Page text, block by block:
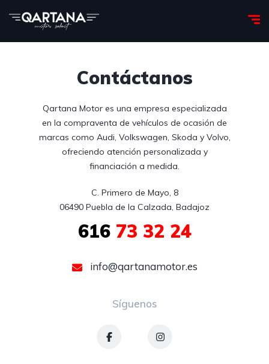
Contáctanos
Qartana Motor es una empresa especializada
en la compraventa de vehículos de ocasión de
marcas como Audi, Volkswagen, Skoda y Volvo,
ofreciendo atención personalizada y
financiación a medida.
C. Primero de Mayo, 8
06490 Puebla de la Calzada, Badajoz
61673 32 24
info@qartanamotor.es
Síguenos